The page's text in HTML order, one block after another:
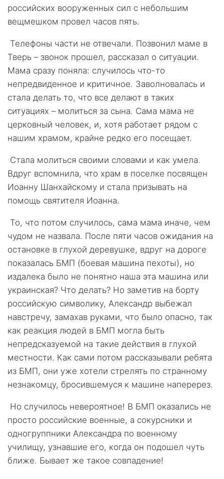
российских вооруженных сил с небольшим
вещмешком провел часов пять.
Телефоны части не отвечали. Позвонил маме в
Тверь – звонок прошел, рассказал о ситуации.
Мама сразу поняла: случилось что-то
непредвиденное и критичное. Заволновалась и
стала делать то, что все делают в таких
ситуациях – молиться за сына. Сама мама не
церковный человек, и, хотя работает рядом с
нашим храмом, крайне редко его посещает.
Стала молиться своими словами и как умела.
Вдруг вспомнила, что храм в поселке посвящен
Иоанну Шанхайскому и стала призывать на
помощь святителя Иоанна.
То, что потом случилось, сама мама иначе, чем
чудом не назвала. После пяти часов ожидания на
остановке в глухой деревушке, вдруг на дороге
показалась БМП (боевая машина пехоты), но
издалека было не понятно наша эта машина или
украинская? Что делать? Но заметив на борту
российскую символику, Александр выбежал
навстречу, замахав руками, что было опасно, так
как реакция людей в БМП могла быть
непредсказуемой на такие действия в глухой
местности. Как сами потом рассказывали ребята
из БМП, они уже хотели стрелять по странному
незнакомцу, бросившемуся к машине наперерез.
Но случилось невероятное! В БМП оказались не
просто российские военные, а сокурсники и
одногруппники Александра по военному
училищу, узнавшие его, когда он подошел чуть
ближе. Бывает же такое совпадение!